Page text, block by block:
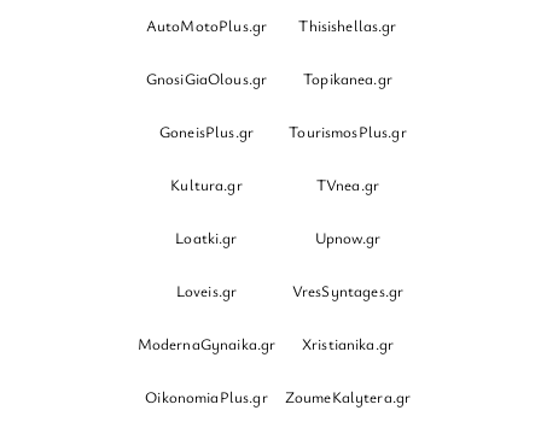
AutoMotoPlus.gr Thisishellas.gr
GnosiGiaOlous.gr Topikanea.gr
GoneisPlus.gr TourismosPlus.gr
Kultura.gr TVnea.gr
Loatki.gr Upnow.gr
Loveis.gr VresSyntages.gr
ModernaGynaika.gr Xristianika.gr
OikonomiaPlus.gr ZoumeKalytera.gr